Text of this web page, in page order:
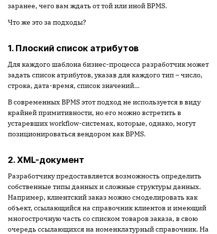
заранее, чего вам ждать от той или иной BPMS.
Что же это за подходы?
1. Плоский список атрибутов
Для каждого шаблона бизнес-процесса разработчик может
задать список атрибутов, указав для каждого тип – число,
строка, дата-время, список значений…
В современных BPMS этот подход не используется в виду
крайней примитивности, но его можно встретить в
устаревших workflow-системах, которые, однако, могут
позиционироваться вендором как BPMS.
2. XML-документ
Разработчику предоставляется возможность определить
собственные типы данных и сложные структуры данных.
Например, клиентский заказ можно смоделировать как
объект, ссылающийся на справочник клиентов и имеющий
многострочную часть со списком товаров заказа, в свою
очередь ссылающихся на номенклатурный справочник. На